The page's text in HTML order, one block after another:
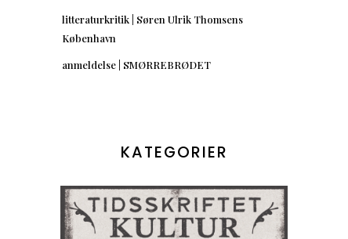
litteraturkritik | Søren Ulrik Thomsens
København
anmeldelse | SMØRREBRØDET
KATEGORIER